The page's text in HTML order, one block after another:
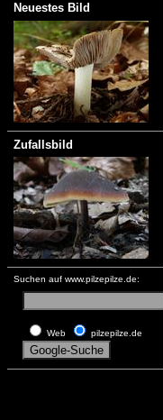
Neuestes Bild
Zufallsbild
Suchen auf www.pilzepilze.de:
Web pilzepilze.de